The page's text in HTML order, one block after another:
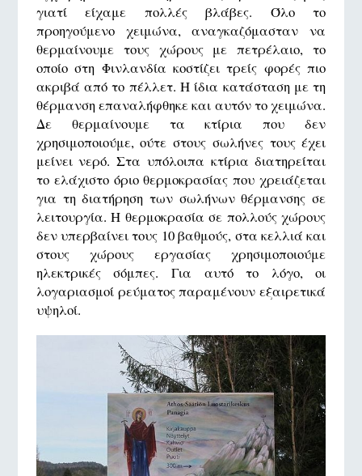
γιατί είχαμε πολλές βλάβες. Όλο το
προηγούμενο χειμώνα, αναγκαζόμασταν να
θερμαίνουμε τους χώρους με πετρέλαιο, το
οποίο στη Φινλανδία κοστίζει τρείς φορές πιο
ακριβά από το πέλλετ. Η ίδια κατάσταση με τη
θέρμανση επαναλήφθηκε και αυτόν το χειμώνα.
Δε θερμαίνουμε τα κτίρια που δεν
χρησιμοποιούμε, ούτε στους σωλήνες τους έχει
μείνει νερό. Στα υπόλοιπα κτίρια διατηρείται
το ελάχιστο όριο θερμοκρασίας που χρειάζεται
για τη διατήρηση των σωλήνων θέρμανσης σε
λειτουργία. Η θερμοκρασία σε πολλούς χώρους
δεν υπερβαίνει τους 10 βαθμούς, στα κελλιά και
στους χώρους εργασίας χρησιμοποιούμε
ηλεκτρικές σόμπες. Για αυτό το λόγο, οι
λογαριασμοί ρεύματος παραμένουν εξαιρετικά
υψηλοί.